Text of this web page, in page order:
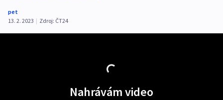
pet
13. 2. 2023 | Zdroj: ČT24
Nahrávám video